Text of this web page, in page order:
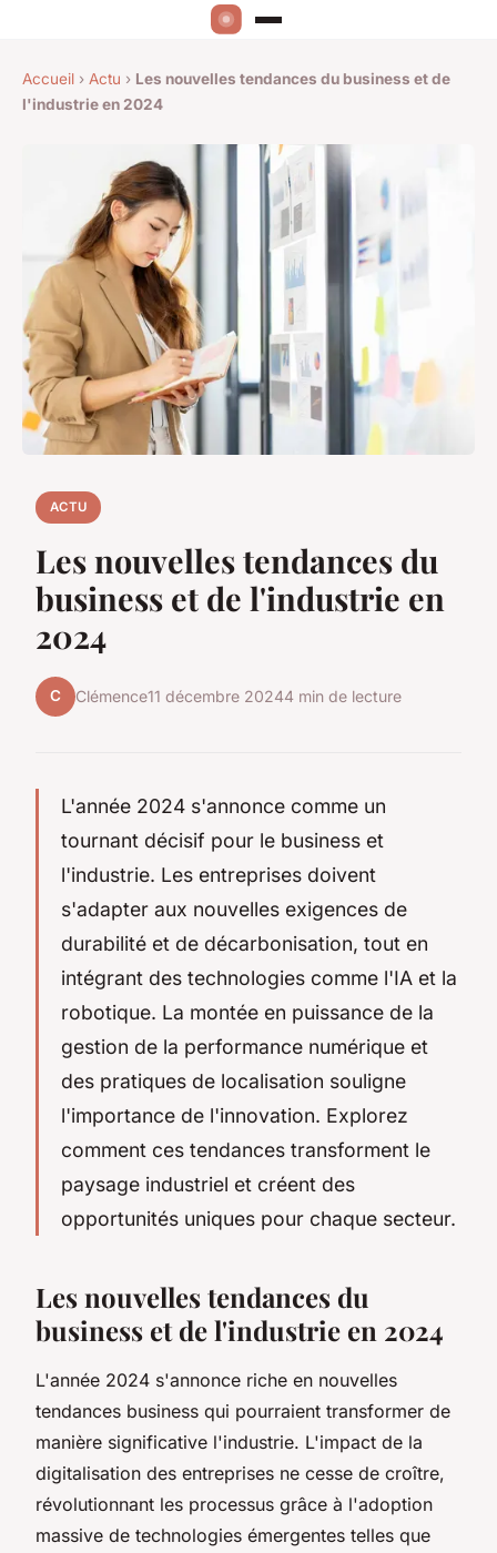
Accueil › Actu › Les nouvelles tendances du business et de
l'industrie en 2024
ACTU
Les nouvelles tendances du
business et de l'industrie en
2024
C Clémence11 décembre 20244 min de lecture
L'année 2024 s'annonce comme un
tournant décisif pour le business et
l'industrie. Les entreprises doivent
s'adapter aux nouvelles exigences de
durabilité et de décarbonisation, tout en
intégrant des technologies comme l'IA et la
robotique. La montée en puissance de la
gestion de la performance numérique et
des pratiques de localisation souligne
l'importance de l'innovation. Explorez
comment ces tendances transforment le
paysage industriel et créent des
opportunités uniques pour chaque secteur.
Les nouvelles tendances du
business et de l'industrie en 2024
L'année 2024 s'annonce riche en nouvelles
tendances business qui pourraient transformer de
manière significative l'industrie. L'impact de la
digitalisation des entreprises ne cesse de croître,
révolutionnant les processus grâce à l'adoption
massive de technologies émergentes telles que